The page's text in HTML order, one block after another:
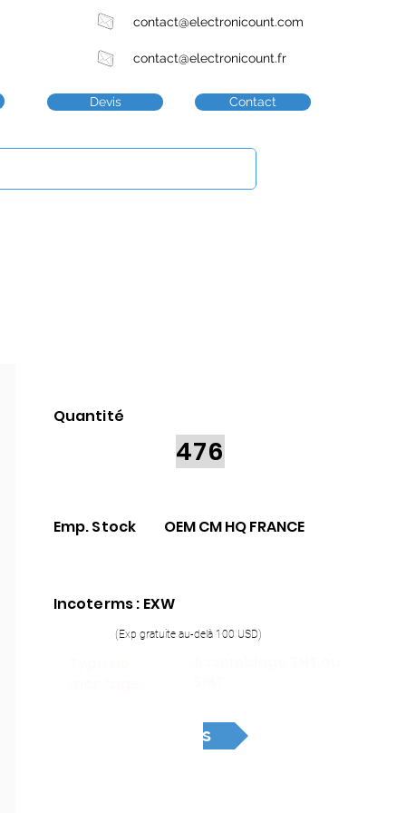
contact@electronicount.com
contact@electronicount.fr
Devis Contact
Quantité
476
Emp. Stock OEM CM HQ FRANCE
Incoterms : EXW
(Exp gratuite au-delà 100 USD)
Devis